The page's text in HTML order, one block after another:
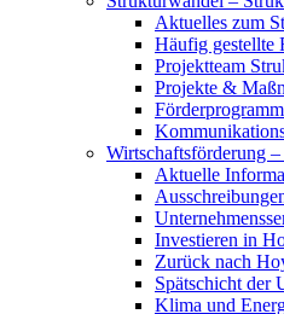
Aktuelles zum
Häufig gestellte
Projektteam
Projekte &
Wirtschaftsförderung
Aktuelle
Investieren in
Zurück nach
Spätschicht der
Klima und